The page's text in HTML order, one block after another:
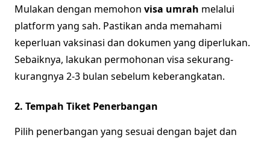
Mulakan dengan memohon visa umrah melalui
platform yang sah. Pastikan anda memahami
keperluan vaksinasi dan dokumen yang diperlukan.
Sebaiknya, lakukan permohonan visa sekurang-
kurangnya 2-3 bulan sebelum keberangkatan.
2. Tempah Tiket Penerbangan
Pilih penerbangan yang sesuai dengan bajet dan